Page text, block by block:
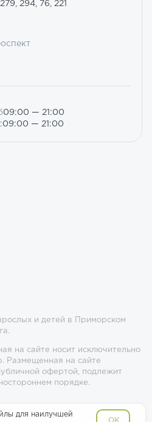
294, 76, 221
09:00 — 21:00
09:00 — 21:00
и детей в Приморском
на сайте носит исключительно
Размещенная на сайте
офертой, подлежит
порядке.
для наилучшей
OK